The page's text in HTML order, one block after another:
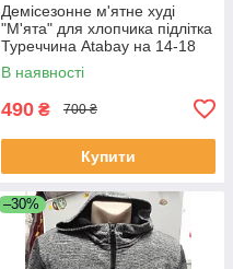
Демісезонне м'ятне худі
"М'ята" для хлопчика підлітка
Туреччина Atabay на 14-18
років
В наявності
490 ₴ 700 ₴
Купити
–30%